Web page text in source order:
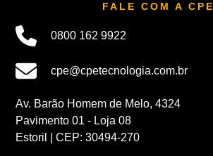
FALE COM A CPE
0800 162 9922
cpe@cpetecnologia.com.br
Av. Barão Homem de Melo, 4324
Pavimento 01 - Loja 08
Estoril | CEP: 30494-270